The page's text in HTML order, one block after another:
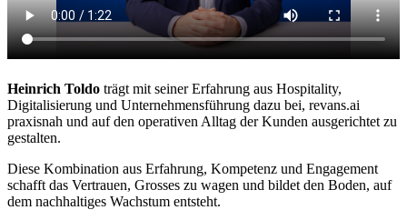
Heinrich Toldo trägt mit seiner Erfahrung aus Hospitality,
Digitalisierung und Unternehmensführung dazu bei, revans.ai
praxisnah und auf den operativen Alltag der Kunden ausgerichtet zu
gestalten.
Diese Kombination aus Erfahrung, Kompetenz und Engagement
schafft das Vertrauen, Grosses zu wagen und bildet den Boden, auf
dem nachhaltiges Wachstum entsteht.